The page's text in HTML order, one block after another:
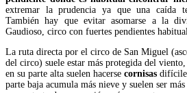
extremar la prudencia ya que una caída
También hay que evitar asomarse a la
Gaudioso, circo con fuertes pendientes
La ruta directa por el circo de San Miguel
del circo) suele estar más protegida del
en su parte alta suelen hacerse cornisas
parte baja acumula más nieve y suelen ser